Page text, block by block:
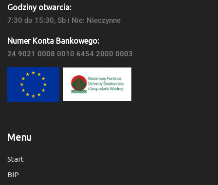
Godziny otwarcia:
7:30 do 15:30, Sb i Nie: Nieczynne
Numer Konta Bankowego:
24 9021 0008 0010 6454 2000 0003
Menu
Start
BIP